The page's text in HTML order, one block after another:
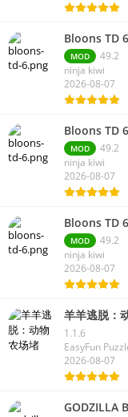
Bloons TD 6
MOD
49.2
ninja kiwi
2026-08-07
Bloons TD
MOD
49.2
ninja kiwi
2026-08-07
Bloons TD 6
MOD
49.2
ninja kiwi
2026-08-07
羊羊逃脱：
1.1.6
EasyFun
2026-08-07
GODZILLA